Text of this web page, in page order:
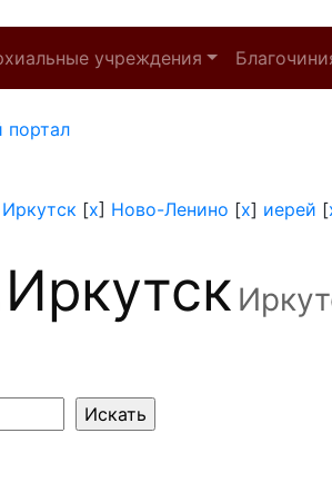
учреждения
портал
Иркутск [x] Ново-Ленино [x] иерей [
Иркутск